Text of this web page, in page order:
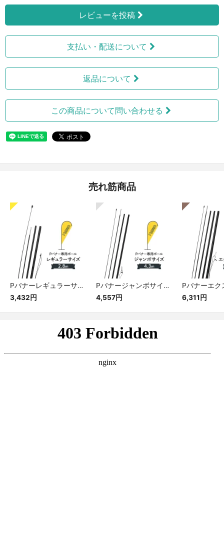
レビューを投稿
支払い・配送について
返品について
この商品について問い合わせる
売れ筋商品
Pバナーレギュラーサイズ専用ポール
3,432円
Pバナージャンボサイズ専用ポール
4,557円
6,311円